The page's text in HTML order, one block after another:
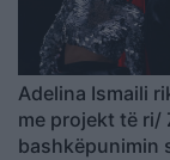
Adelina Ismaili
me projekt të ri/
bashkëpunimin